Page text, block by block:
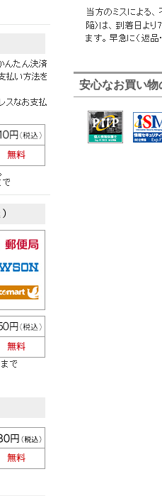
安心なお買い物